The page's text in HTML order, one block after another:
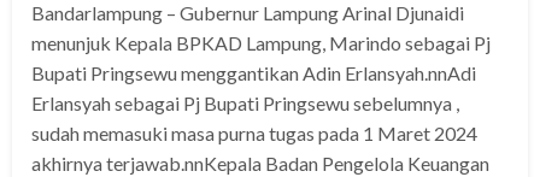
Bandarlampung – Gubernur Lampung Arinal Djunaidi
menunjuk Kepala BPKAD Lampung, Marindo sebagai Pj
Bupati Pringsewu menggantikan Adin Erlansyah.nnAdi
Erlansyah sebagai Pj Bupati Pringsewu sebelumnya ,
sudah memasuki masa purna tugas pada 1 Maret 2024
akhirnya terjawab.nnKepala Badan Pengelola Keuangan